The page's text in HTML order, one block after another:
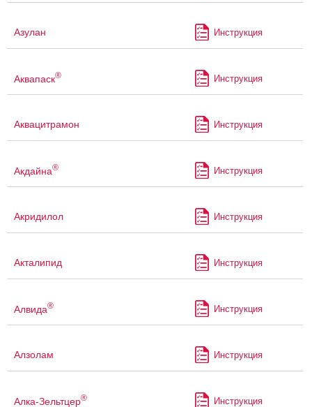
Азулан Инструкция
Аквапаск® Инструкция
Аквацитрамон Инструкция
Акдайна® Инструкция
Акридилол Инструкция
Акталипид Инструкция
Алвида® Инструкция
Алзолам Инструкция
Алка-Зельтцер® Инструкция